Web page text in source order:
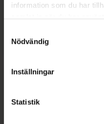
information som du har
samlat in när du har
återkalla ditt samtycke via
cookieinställningar. Ett
lagligheten av
Nödvändig
Inställningar
Statistik
Pris online
149 kr
Köp Vichy